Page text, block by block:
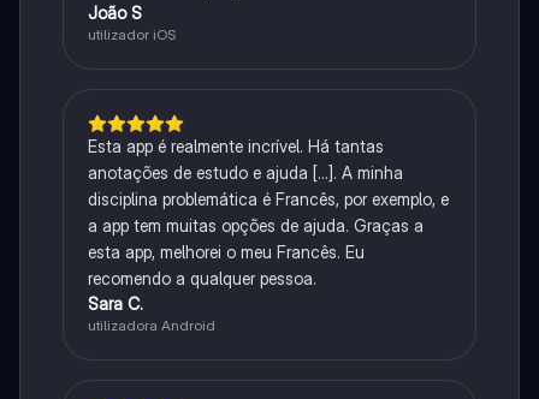
João S
utilizador iOS
Esta app é realmente incrível. Há tantas
anotações de estudo e ajuda [...]. A minha
disciplina problemática é Francês, por exemplo, e
a app tem muitas opções de ajuda. Graças a
esta app, melhorei o meu Francês. Eu
recomendo a qualquer pessoa.
Sara C.
utilizadora Android